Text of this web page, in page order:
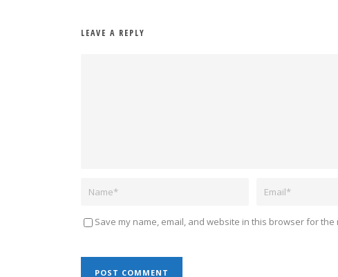
LEAVE A REPLY
Save my name, email, and website in this browser for the